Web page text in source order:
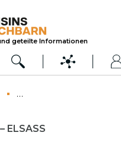
geteilte Informationen
...
ELSASS